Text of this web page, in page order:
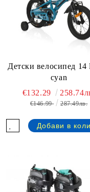
Детски велосипед 14
cyan
€132.29
€146.99 287.49лв.